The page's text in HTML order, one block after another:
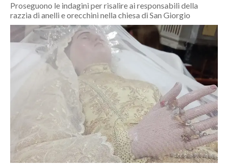
CRONACA
ITALIA
MONDO
SERVIZI ALLE IMPRESE
LAVORO
BANDI
Proseguono le indagini per risalire ai responsabili della
razzia di anelli e orecchini nella chiesa di San Giorgio